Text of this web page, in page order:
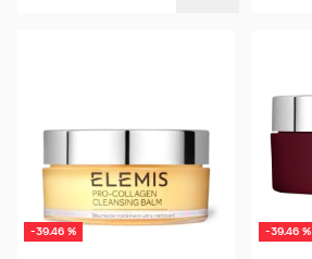
-39.46 % -39.46 %